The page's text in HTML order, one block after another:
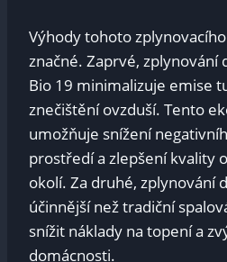
Výhody tohoto
značné. Zaprvé, zplynování
Bio 19 minimalizuje emise
znečištění ovzduší. Tento
umožňuje snížení
prostředí a zlepšení kvality
okolí. Za druhé, zplynování
účinnější než tradiční
snížit náklady na topení a
domácnosti.